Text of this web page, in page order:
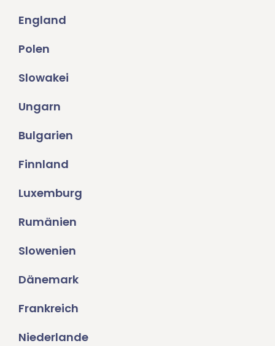
England
Polen
Slowakei
Ungarn
Bulgarien
Finnland
Luxemburg
Rumänien
Slowenien
Dänemark
Frankreich
Niederlande